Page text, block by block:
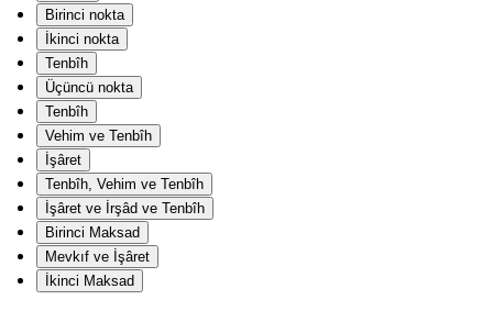
Birinci nokta
İkinci nokta
Tenbîh
Üçüncü nokta
Tenbîh
Vehim ve Tenbîh
İşâret
Tenbîh, Vehim ve Tenbîh
İşâret ve İrşâd ve Tenbîh
Birinci Maksad
Mevkıf ve İşâret
İkinci Maksad